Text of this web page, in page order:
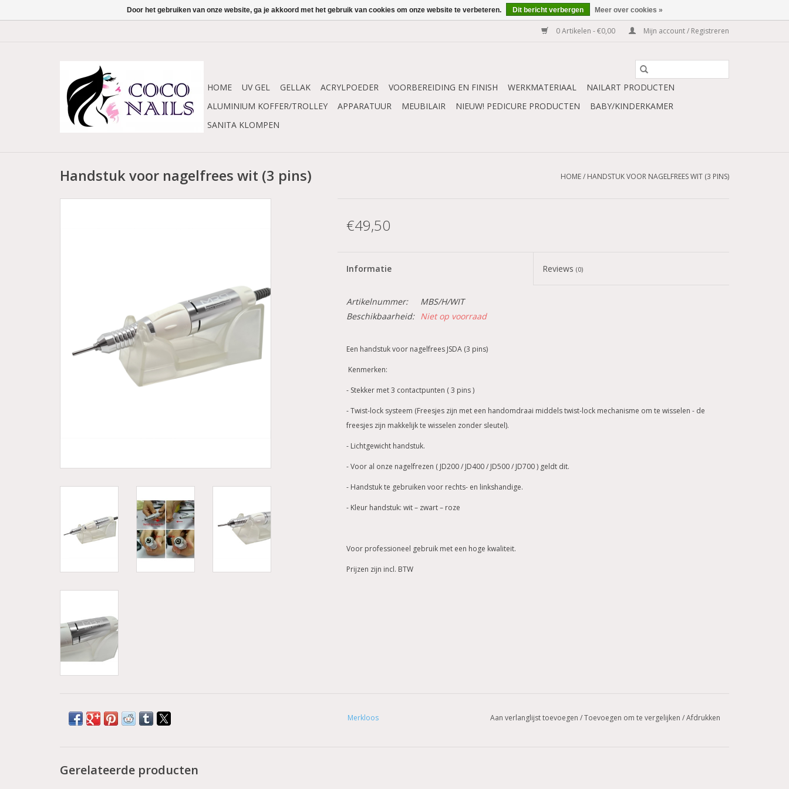
0 Artikelen - €0,00 Mijn account / Registreren
HOME UV GEL GELLAK ACRYLPOEDER VOORBEREIDING EN FINISH WERKMATERIAAL
NAILART PRODUCTEN
ALUMINIUM KOFFER/TROLLEY
APPARATUUR MEUBILAIR NIEUW! PEDICURE PRODUCTEN
BABY/KINDERKAMER
SANITA KLOMPEN
Handstuk voor nagelfrees wit (3 pins) HOME/ HANDSTUK VOOR NAGELFREES WIT (3 PINS)
€49,50
Informatie Reviews(0)
Artikelnummer:
MBS/H/WIT
Beschikbaarheid:
Niet op voorraad
Een handstuk voor nagelfrees JSDA (3 pins)
Kenmerken:
- Stekker met 3 contactpunten ( 3 pins )
- Twist-lock systeem (Freesjes zijn met een handomdraai middels twist-lock mechanisme om te wisselen - de
freesjes zijn makkelijk te wisselen zonder sleutel).
- Lichtgewicht handstuk.
- Voor al onze nagelfrezen ( JD200 / JD400 / JD500 / JD700 ) geldt dit.
- Handstuk te gebruiken voor rechts- en linkshandige.
- Kleur handstuk: wit – zwart – roze
Voor professioneel gebruik met een hoge kwaliteit.
Prijzen zijn incl. BTW
Merkloos Aan verlanglijst toevoegen /Toevoegen om te vergelijken /Afdrukken
Gerelateerde producten
Door het gebruiken van onze website, ga je akkoord met het gebruik van cookies om onze website te verbeteren. Dit bericht verbergen Meer over cookies »